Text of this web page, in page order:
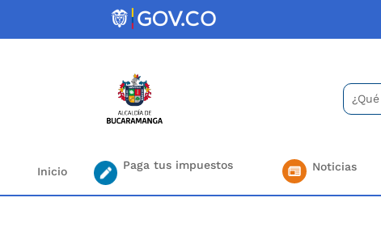
Buscar:
Search
for...
Inicio Paga tus impuestos Noticias